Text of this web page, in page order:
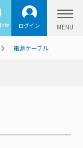
せ ログイン
電源ケーブル